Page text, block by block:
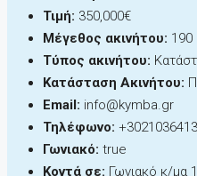
Τιμή: 350,000€
Μέγεθος ακινήτου: 190
Τύπος ακινήτου:
Κατάσταση Ακινήτου:
Email: info@kymba.gr
Τηλέφωνο:
Γωνιακό: true
Κοντά σε: Γωνιακό κ/μα